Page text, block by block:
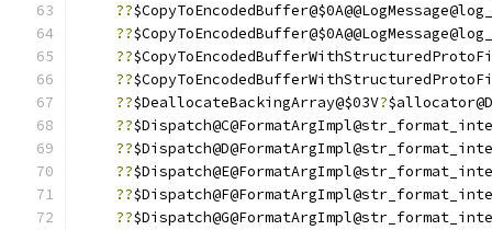
??
??
??
??
??$DeallocateBackingArray@$03V?
??
??
??
??
??